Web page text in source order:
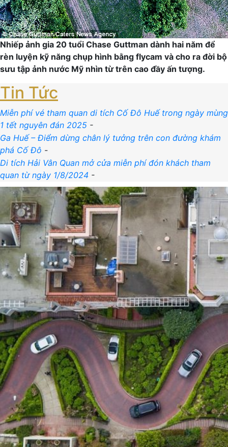
Nhiếp ảnh gia 20 tuổi Chase Guttman dành hai năm để
rèn luyện kỹ năng chụp hình bằng flycam và cho ra đời bộ
sưu tập ảnh nước Mỹ nhìn từ trên cao đầy ấn tượng.
Tin Tức
Miễn phí vé tham quan di tích Cố Đô Huế trong ngày mùng
1 tết nguyên đán 2025 -
Ga Huế – Điểm dừng chân lý tưởng trên con đường khám
phá Cố Đô -
Di tích Hải Vân Quan mở cửa miễn phí đón khách tham
quan từ ngày 1/8/2024 -